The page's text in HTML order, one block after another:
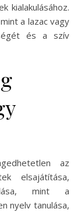
kialakulásához.
a lazac vagy
és a szív
az
elsajátítása,
mint a
nyelv tanulása,